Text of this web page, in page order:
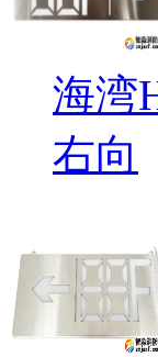
海湾
右向